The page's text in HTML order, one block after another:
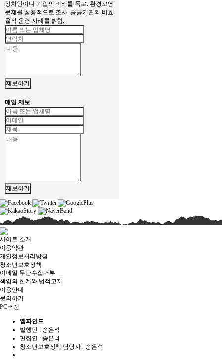
정치인이나 기업의 비리를 폭로. 환경오염
문제를 심층적으로 조사. 공공기관의 비효
율적 운영 사례를 밝힘.
제보하기
메일 제보
제보하기
사이트 소개
이용약관
개인정보처리방침
청소년보호정책
이메일 무단수집거부
책임의 한계와 법적고지
이용안내
문의하기
PC버전
엠파인드
발행인 : 송은석
편집인 : 송은석
청소년보호정책 담당자 : 송은석